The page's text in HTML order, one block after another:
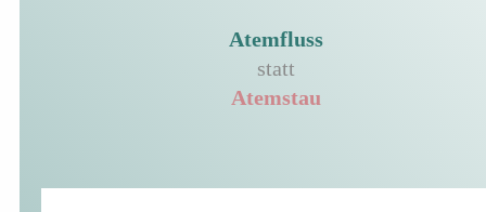
Atemfluss
statt
Atemstau